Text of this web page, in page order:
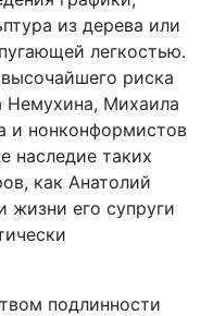
из дерева или
легкостью.
риска
Немухина, Михаила
и нонконформистов
наследие таких
как Анатолий
жизни его супруги
подлинности